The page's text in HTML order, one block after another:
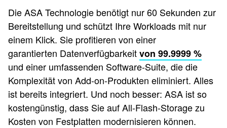
Die ASA Technologie benötigt nur 60 Sekunden zur
Bereitstellung und schützt Ihre Workloads mit nur
einem Klick. Sie profitieren von einer
garantierten Datenverfügbarkeitvon 99.9999 %
und einer umfassenden Software-Suite, die die
Komplexität von Add-on-Produkten eliminiert. Alles
ist bereits integriert. Und noch besser: ASA ist so
kostengünstig, dass Sie auf All-Flash-Storage zu
Kosten von Festplatten modernisieren können.